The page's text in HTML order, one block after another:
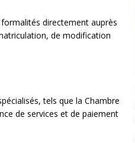
directement auprès
de modification
tels que la Chambre
de services et de paiement